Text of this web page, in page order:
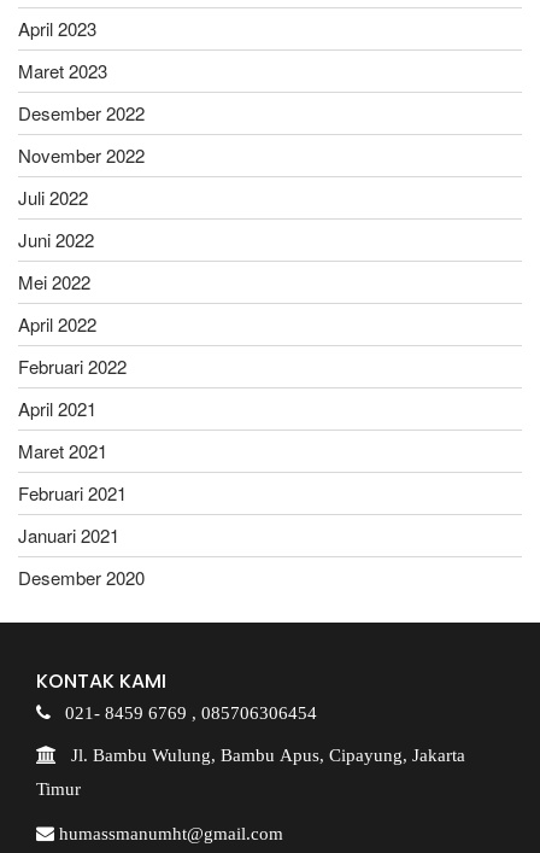
April 2023
Maret 2023
Desember 2022
November 2022
Juli 2022
Juni 2022
Mei 2022
April 2022
Februari 2022
April 2021
Maret 2021
Februari 2021
Januari 2021
Desember 2020
KONTAK KAMI
021- 8459 6769 , 085706306454
Jl. Bambu Wulung, Bambu Apus, Cipayung, Jakarta
Timur
humassmanumht@gmail.com